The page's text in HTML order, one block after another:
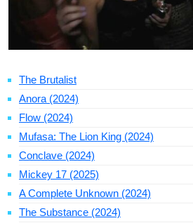
The Brutalist
Anora (2024)
Flow (2024)
Mufasa: The Lion King (2024)
Conclave (2024)
Mickey 17 (2025)
A Complete Unknown (2024)
The Substance (2024)